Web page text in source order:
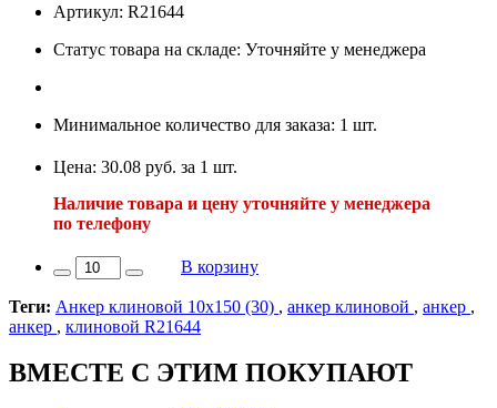
Артикул: R21644
Статус товара на складе: Уточняйте у менеджера
Минимальное количество для заказа: 1 шт.
Цена: 30.08 руб. за 1 шт.
Наличие товара и цену уточняйте у менеджера
по телефону
В корзину
Теги: Анкер клиновой 10х150 (30) , анкер клиновой , анкер ,
анкер , клиновой R21644
ВМЕСТЕ С ЭТИМ ПОКУПАЮТ